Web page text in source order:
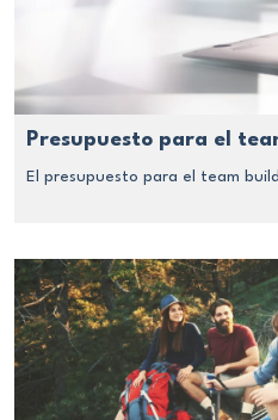
Presupuesto para el
El presupuesto para el team